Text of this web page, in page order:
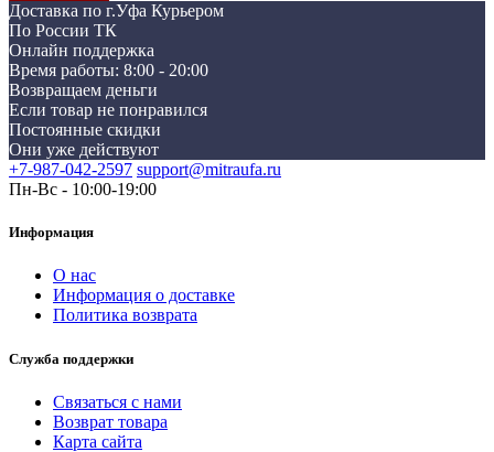
Доставка по г.Уфа Курьером
По России ТК
Онлайн поддержка
Время работы: 8:00 - 20:00
Возвращаем деньги
Если товар не понравился
Постоянные скидки
Они уже действуют
+7-987-042-2597 support@mitraufa.ru
Пн-Вс - 10:00-19:00
Информация
О нас
Информация о доставке
Политика возврата
Служба поддержки
Связаться с нами
Возврат товара
Карта сайта